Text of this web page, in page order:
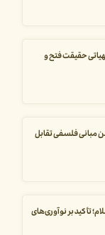
حقیقت فتح و
مبانی فلسفی تقابل
تأکید بر نوآوری‌های